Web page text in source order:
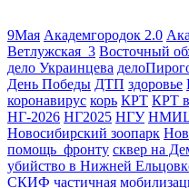
9Мая Академгородок 2.0
Ветлужская_3 Восточный
дело Украинцева
День Победы ДТП здоровье
коронавирус корь КРТ КРТ
НГ-2026 НГ2025 НГУ НМИЦ
Новосибирский зоопарк
помощь_фронту сквер на
убийство в Нижней
СКИФ частичная